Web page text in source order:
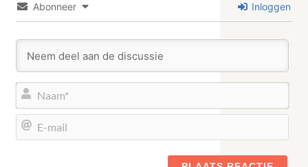
Abonneer Inloggen